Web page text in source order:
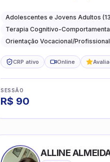
ansiedade,
orientação
Adolescentes e Jovens Adultos
Terapia Cognitivo-
Orientação Vocacional/Profissional
CRP ativo Online
SESSÃO
R$ 90
ALLINE